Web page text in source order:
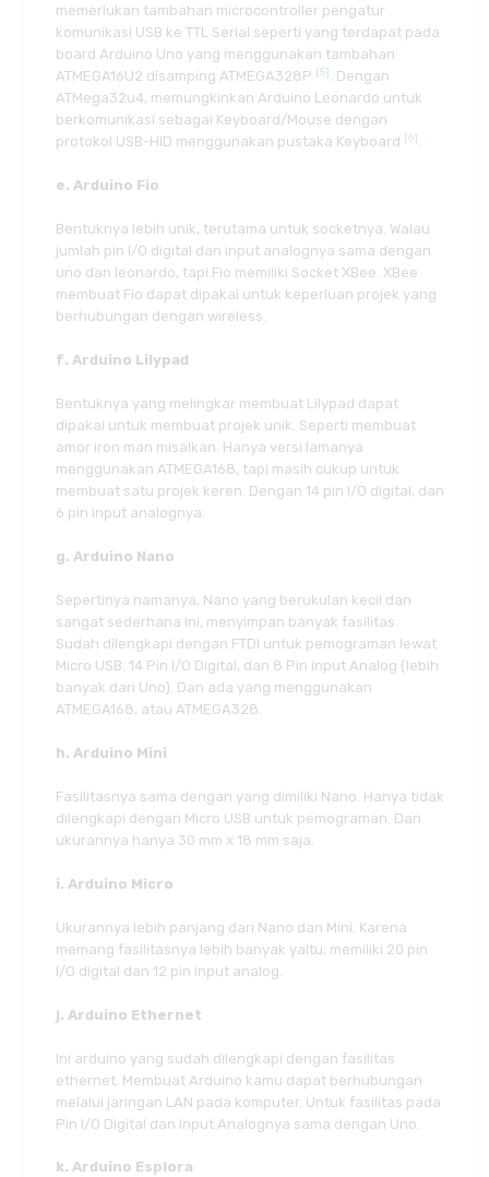
memerlukan tambahan microcontroller pengatur
komunikasi USB ke TTL Serial seperti yang terdapat pada
board Arduino Uno yang menggunakan tambahan
ATMEGA16U2 disamping ATMEGA328P [5]
. Dengan
ATMega32u4, memungkinkan Arduino Leonardo untuk
berkomunikasi sebagai Keyboard/Mouse dengan
protokol USB-HID menggunakan pustaka Keyboard [6]
e. Arduino Fio
Bentuknya lebih unik, terutama untuk socketnya. Walau
jumlah pin I/O digital dan input analognya sama dengan
uno dan leonardo, tapi Fio memiliki Socket XBee. XBee
membuat Fio dapat dipakai untuk keperluan projek yang
berhubungan dengan wireless.
f. Arduino Lilypad
Bentuknya yang melingkar membuat Lilypad dapat
dipakai untuk membuat projek unik. Seperti membuat
amor iron man misalkan. Hanya versi lamanya
menggunakan ATMEGA168, tapi masih cukup untuk
membuat satu projek keren. Dengan 14 pin I/O digital, dan
6 pin input analognya.
g. Arduino Nano
Sepertinya namanya, Nano yang berukulan kecil dan
sangat sederhana ini, menyimpan banyak fasilitas.
Sudah dilengkapi dengan FTDI untuk pemograman lewat
Micro USB. 14 Pin I/O Digital, dan 8 Pin input Analog (lebih
banyak dari Uno). Dan ada yang menggunakan
ATMEGA168, atau ATMEGA328.
h. Arduino Mini
Fasilitasnya sama dengan yang dimiliki Nano. Hanya tidak
dilengkapi dengan Micro USB untuk pemograman. Dan
ukurannya hanya 30 mm x 18 mm saja.
i. Arduino Micro
Ukurannya lebih panjang dari Nano dan Mini. Karena
memang fasilitasnya lebih banyak yaitu; memiliki 20 pin
I/O digital dan 12 pin input analog.
j. Arduino Ethernet
Ini arduino yang sudah dilengkapi dengan fasilitas
ethernet. Membuat Arduino kamu dapat berhubungan
melalui jaringan LAN pada komputer. Untuk fasilitas pada
Pin I/O Digital dan Input Analognya sama dengan Uno.
k. Arduino Esplora